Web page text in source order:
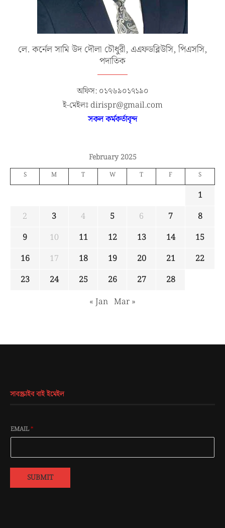
লে. কর্নেল সামি উদ দৌলা চৌধুরী, এএফডব্লিউসি, পিএসসি,
পদাতিক
অফিস: ০১৭৬৯০১৭১৯০
ই-মেইলঃ dirispr@gmail.com
সকল কর্মকর্তাবৃন্দ
February 2025
S M T W T F S
1
2
3 4 5 6 7
8
9
10 11 12 13 14
15
16
17 18 19 20 21
22
23
24 25 26 27
28
« Jan Mar »
সাবস্ক্রাইব বাই ইমেইল
EMAIL*
SUBMIT